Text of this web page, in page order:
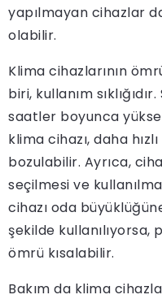
yapılmayan cihazlar
olabilir.
Klima cihazlarının
biri, kullanım
saatler boyunca
klima cihazı, daha
bozulabilir. Ayrıca,
seçilmesi ve
cihazı oda
şekilde
ömrü kısalabilir.
Bakım da klima